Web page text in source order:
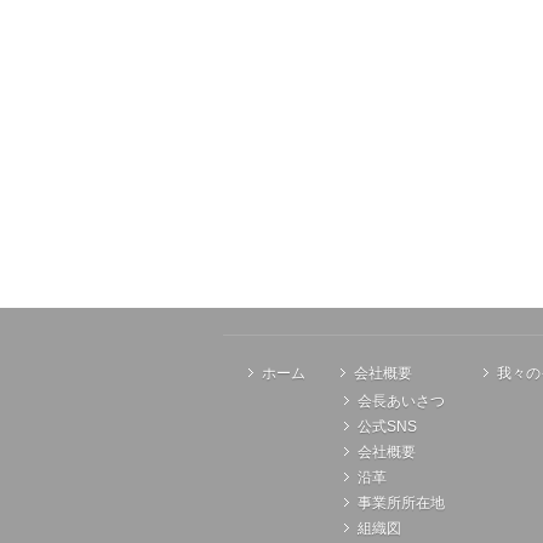
ホーム
会社概要
会長あいさつ
公式SNS
会社概要
沿革
事業所所在地
組織図
我々